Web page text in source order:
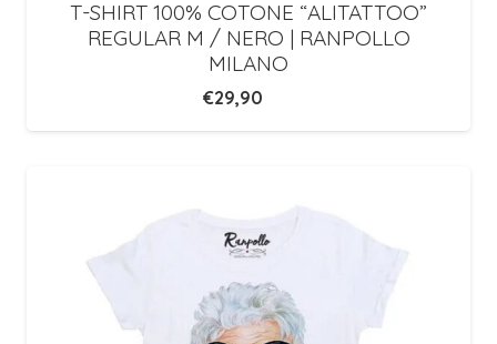
T-SHIRT 100% COTONE “ALITATTOO”
REGULAR M / NERO | RANPOLLO
MILANO
€29,90